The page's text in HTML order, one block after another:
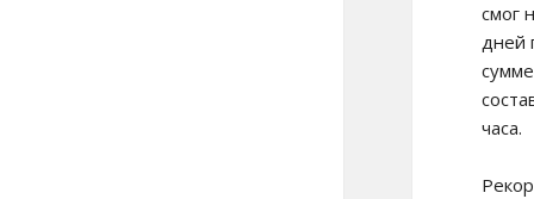
смог
дней
часа.